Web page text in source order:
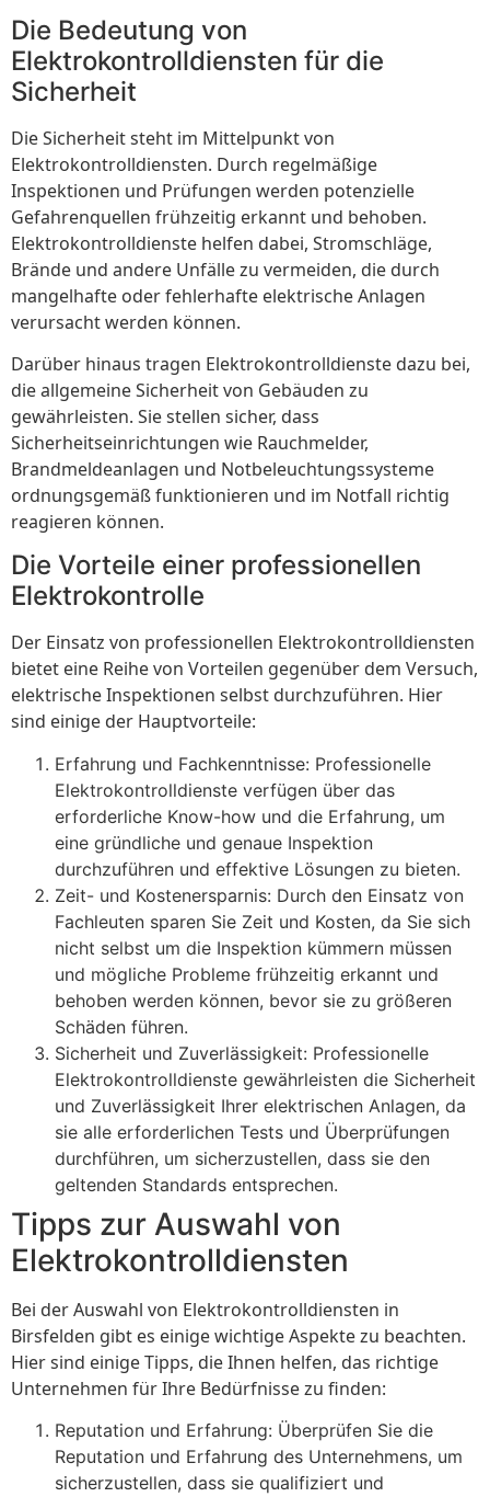
Die Bedeutung von
Elektrokontrolldiensten für die
Sicherheit
Die Sicherheit steht im Mittelpunkt von
Elektrokontrolldiensten. Durch regelmäßige
Inspektionen und Prüfungen werden potenzielle
Gefahrenquellen frühzeitig erkannt und behoben.
Elektrokontrolldienste helfen dabei, Stromschläge,
Brände und andere Unfälle zu vermeiden, die durch
mangelhafte oder fehlerhafte elektrische Anlagen
verursacht werden können.
Darüber hinaus tragen Elektrokontrolldienste dazu bei,
die allgemeine Sicherheit von Gebäuden zu
gewährleisten. Sie stellen sicher, dass
Sicherheitseinrichtungen wie Rauchmelder,
Brandmeldeanlagen und Notbeleuchtungssysteme
ordnungsgemäß funktionieren und im Notfall richtig
reagieren können.
Die Vorteile einer professionellen
Elektrokontrolle
Der Einsatz von professionellen Elektrokontrolldiensten
bietet eine Reihe von Vorteilen gegenüber dem Versuch,
elektrische Inspektionen selbst durchzuführen. Hier
sind einige der Hauptvorteile:
Erfahrung und Fachkenntnisse: Professionelle
Elektrokontrolldienste verfügen über das
erforderliche Know-how und die Erfahrung, um
eine gründliche und genaue Inspektion
durchzuführen und effektive Lösungen zu bieten.
Zeit- und Kostenersparnis: Durch den Einsatz von
Fachleuten sparen Sie Zeit und Kosten, da Sie sich
nicht selbst um die Inspektion kümmern müssen
und mögliche Probleme frühzeitig erkannt und
behoben werden können, bevor sie zu größeren
Schäden führen.
Sicherheit und Zuverlässigkeit: Professionelle
Elektrokontrolldienste gewährleisten die Sicherheit
und Zuverlässigkeit Ihrer elektrischen Anlagen, da
sie alle erforderlichen Tests und Überprüfungen
durchführen, um sicherzustellen, dass sie den
geltenden Standards entsprechen.
Tipps zur Auswahl von
Elektrokontrolldiensten
Bei der Auswahl von Elektrokontrolldiensten in
Birsfelden gibt es einige wichtige Aspekte zu beachten.
Hier sind einige Tipps, die Ihnen helfen, das richtige
Unternehmen für Ihre Bedürfnisse zu finden:
Reputation und Erfahrung: Überprüfen Sie die
Reputation und Erfahrung des Unternehmens, um
sicherzustellen, dass sie qualifiziert und